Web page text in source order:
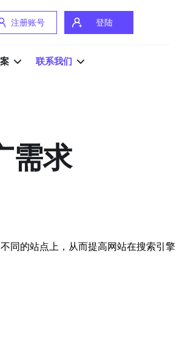
注册账号 登陆
联系我们
需求
同的站点上，从而提高网站在搜索引擎